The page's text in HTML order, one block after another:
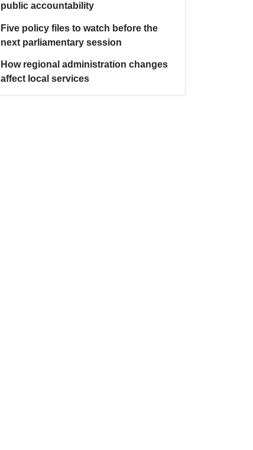
public accountability
Five policy files to watch before the
next parliamentary session
How regional administration changes
affect local services